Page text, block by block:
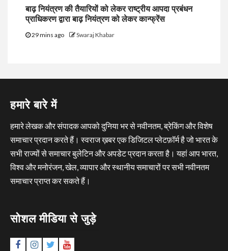
बाढ़ नियंत्रण की तैयारियों को लेकर राष्ट्रीय आपदा प्रबंधन
प्राधिकरण द्वारा बाढ़ नियंत्रण को लेकर कान्फ्रेंस
29 mins ago Swaraj Khabar
हमारे बारे में
हमारे लेखक और संपादक आपको दुनिया भर से नवीनतम, ब्रेकिंग और विशेष
समाचार प्रदान करते हैं। स्वराज ख़बर एक डिजिटल प्लेटफ़ॉर्म है जो भारत के
सभी राज्यों से समाचार बुलेटिन और अपडेट प्रदान करता है। यहां आप भारत,
विश्व और मनोरंजन, खेल, व्यापार और स्थानीय समाचारों पर सभी नवीनतम
समाचार प्राप्त कर सकते हैं।
सोशल मीडिया से जुड़े
FacebookInstagram
TwitterYouTube